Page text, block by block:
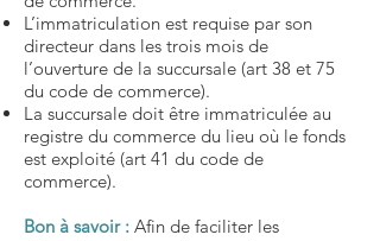
L’immatriculation est requise par son
directeur dans les trois mois de
l’ouverture de la succursale (art 38 et 75
du code de commerce).
La succursale doit être immatriculée au
registre du commerce du lieu où le fonds
est exploité (art 41 du code de
commerce).
Bon à savoir : Afin de faciliter les